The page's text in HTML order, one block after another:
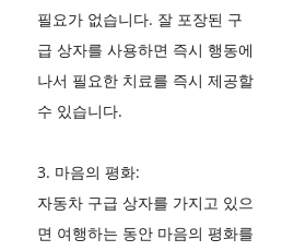
필요가 없습니다. 잘 포장된 구
급 상자를 사용하면 즉시 행동에
나서 필요한 치료를 즉시 제공할
수 있습니다.
3. 마음의 평화:
자동차 구급 상자를 가지고 있으
면 여행하는 동안 마음의 평화를